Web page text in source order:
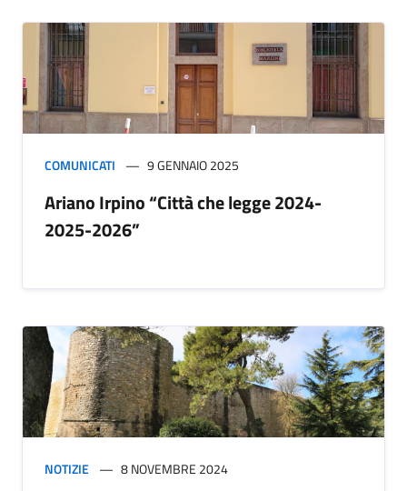
COMUNICATI 9 GENNAIO 2025
Ariano Irpino “Città che legge 2024-
2025-2026”
NOTIZIE 8 NOVEMBRE 2024